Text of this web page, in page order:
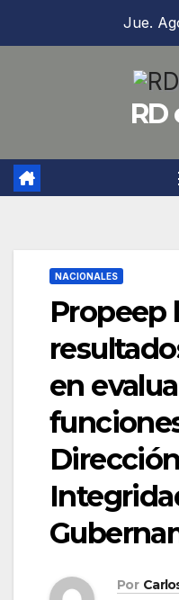
Jue.
RD
NACIONALES
Propeep
en
Por